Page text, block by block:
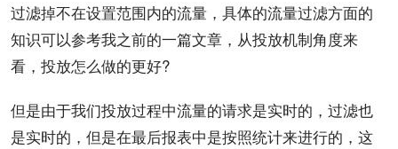
过滤掉不在设置范围内的流量，具体的流量过滤方面的
知识可以参考我之前的一篇文章，从投放机制角度来
看，投放怎么做的更好?
但是由于我们投放过程中流量的请求是实时的，过滤也
是实时的，但是在最后报表中是按照统计来进行的，这